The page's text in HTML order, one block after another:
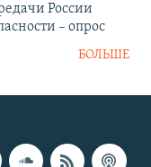
России
– опрос
БОЛЬШЕ